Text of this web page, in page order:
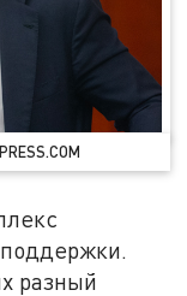
разный